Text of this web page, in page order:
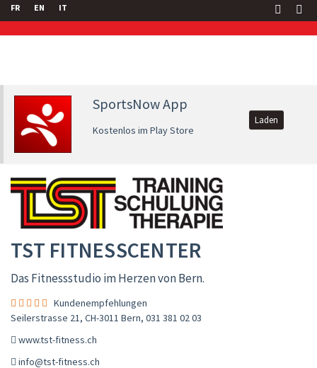
FR EN IT
SportsNow App
Kostenlos im Play Store
Laden
TST FITNESSCENTER
Das Fitnessstudio im Herzen von Bern.
Kundenempfehlungen
Seilerstrasse 21, CH-3011 Bern, 031 381 02 03
www.tst-fitness.ch
info@tst-fitness.ch